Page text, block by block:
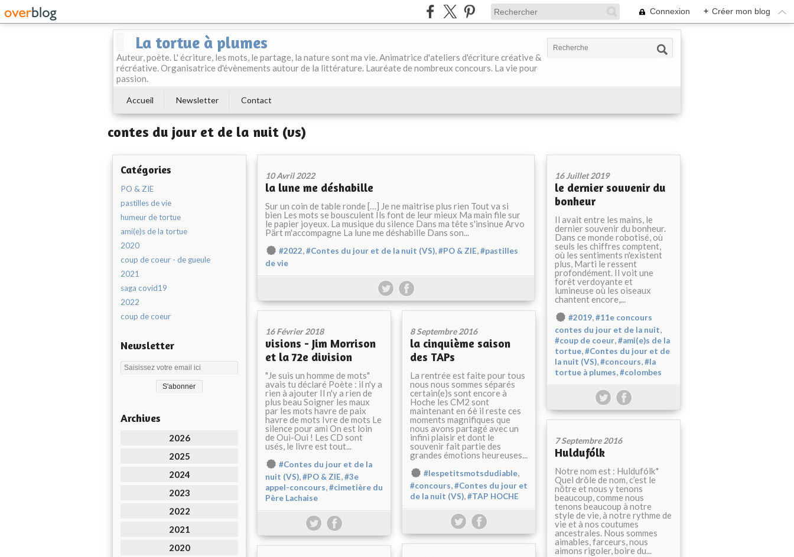
Connexion + Créer mon blog
La tortue à plumes
Auteur, poète. L' écriture, les mots, le partage, la nature sont ma vie. Animatrice d'ateliers d'écriture créative &
récréative. Organisatrice d'évènements autour de la littérature. Lauréate de nombreux concours. La vie pour
passion.
Accueil Newsletter Contact
contes du jour et de la nuit (vs)
Catégories
PO & ZIE
pastilles de vie
humeur de tortue
ami(e)s de la tortue
2020
coup de coeur - de gueule
2021
saga covid19
2022
coup de coeur
Newsletter
Archives
2026
2025
2024
2023
2022
2021
2020
10 Avril 2022
la lune me déshabille
Sur un coin de table ronde […] Je ne maitrise plus rien Tout va si
bien Les mots se bousculent Ils font de leur mieux Ma main file sur
le papier joyeux. La musique du silence Dans ma tête s'insinue Arvo
Pärt m'accompagne La lune me déshabille Dans son...
#2022,#Contes du jour et de la nuit (VS),#PO & ZIE,#pastilles
de vie
16 Juillet 2019
le dernier souvenir du
bonheur
Il avait entre les mains, le
dernier souvenir du bonheur.
Dans ce monde robotisé, où
seuls les chiffres comptent,
où les sentiments n'existent
plus, Marti le ressent
profondément. Il voit une
forêt verdoyante et
lumineuse où les oiseaux
chantent encore,...
#2019,#11e concours
contes du jour et de la nuit,
#coup de coeur,#ami(e)s de la
tortue,#Contes du jour et de
la nuit (VS),#concours,#la
tortue à plumes,#colombes
16 Février 2018
visions - Jim Morrison
et la 72e division
"Je suis un homme de mots"
avais tu déclaré Poète : il n'y a
rien à ajouter Il n'y a rien de
plus beau Soigner les maux
par les mots havre de paix
havre de mots Ivre de mots Le
silence pour ami On est loin
de Oui-Oui ! Les CD sont
usés, le livre est tout...
#Contes du jour et de la
nuit (VS),#PO & ZIE,#3e
appel-concours,#cimetière du
Père Lachaise
8 Septembre 2016
la cinquième saison
des TAPs
La rentrée est faite pour tous
nous nous sommes séparés
certain(e)s sont encore à
Hoche les CM2 sont
maintenant en 6è il reste ces
moments magnifiques que
nous avons partagé avec un
infini plaisir et dont le
souvenir fait partie des
grandes émotions heureuses...
#lespetitsmotsdudiable,
#concours,#Contes du jour et
de la nuit (VS),#TAP HOCHE
7 Septembre 2016
Huldufólk
Notre nom est : Huldufólk*
Quel drôle de nom, c’est le
nôtre et nous y tenons
beaucoup, comme nous
tenons beaucoup à notre
style de vie, à notre rythme de
vie et à nos coutumes
ancestrales. Nous sommes
aimables, farceurs, nous
aimons rigoler, boire du...